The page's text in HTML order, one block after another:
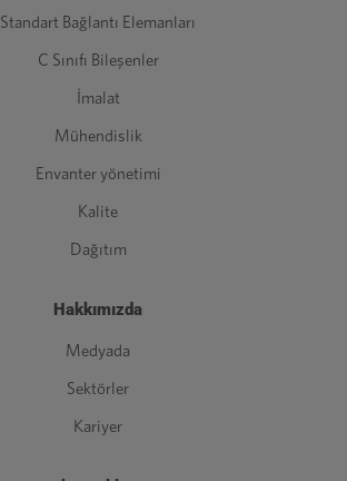
Standart Bağlantı Elemanları
C Sınıfı Bileşenler
İmalat
Mühendislik
Envanter yönetimi
Kalite
Dağıtım
Hakkımızda
Medyada
Sektörler
Kariyer